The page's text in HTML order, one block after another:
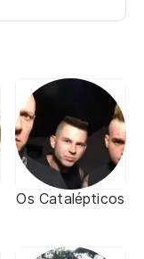
Os Catalépticos